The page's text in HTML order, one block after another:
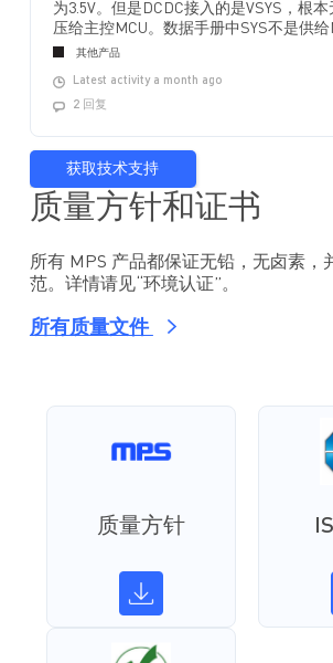
为3.5V。但是DCDC接入的是VSYS，根
压给主控MCU。数据手册中SYS不是供给
其他产品
Latest activity a month ago
2 回复
获取技术支持
质量方针和证书
所有 MPS 产品都保证无铅，无卤素，
范。详情请见“环境认证”。
所有质量文件
质量方针